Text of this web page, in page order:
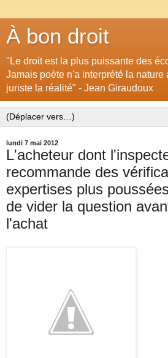
À bon droit
"Le droit est la plus puissante des
Jamais poète n'a interprété la nature
juriste la réalité" - Jean Giraudoux
lundi 7 mai 2012
L'acheteur dont
recommande des
expertises plus
de vider la question
l'achat